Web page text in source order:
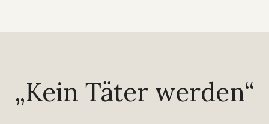
„Kein Täter werden“